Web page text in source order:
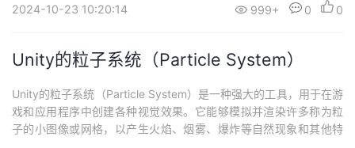
2024-10-23 10:20:14 999+ 0 0
Unity的粒子系统（Particle System）
Unity的粒子系统（Particle System）是一种强大的工具，用于在游
戏和应用程序中创建各种视觉效果。它能够模拟并渲染许多称为粒
子的小图像或网格，以产生火焰、烟雾、爆炸等自然现象和其他特